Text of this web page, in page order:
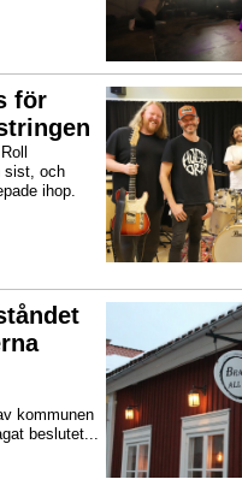
för
sist, och
ihop.
kommunen
beslutet...